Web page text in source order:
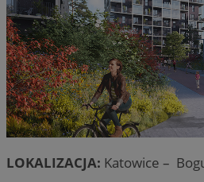
LOKALIZACJA: Katowice –